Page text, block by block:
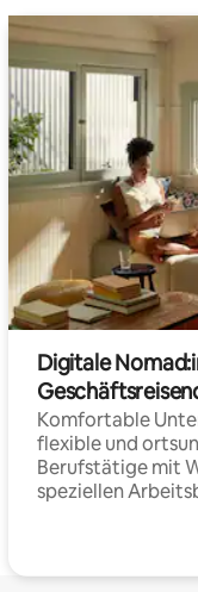
Digitale
Komfortable
flexible und
Berufstätige mit
speziellen